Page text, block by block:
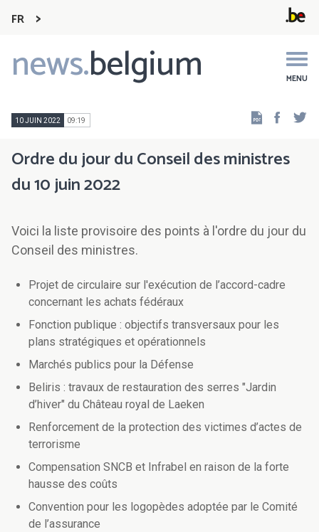
FR
news.belgium MENU
Main
navigation
10 JUIN 2022 09:19
Ordre du jour du Conseil des ministres
du 10 juin 2022
Voici la liste provisoire des points à l'ordre du jour du
Conseil des ministres.
Projet de circulaire sur l'exécution de l’accord-cadre
concernant les achats fédéraux
Fonction publique : objectifs transversaux pour les
plans stratégiques et opérationnels
Marchés publics pour la Défense
Beliris : travaux de restauration des serres "Jardin
d’hiver" du Château royal de Laeken
Renforcement de la protection des victimes d’actes de
terrorisme
Compensation SNCB et Infrabel en raison de la forte
hausse des coûts
Convention pour les logopèdes adoptée par le Comité
de l’assurance